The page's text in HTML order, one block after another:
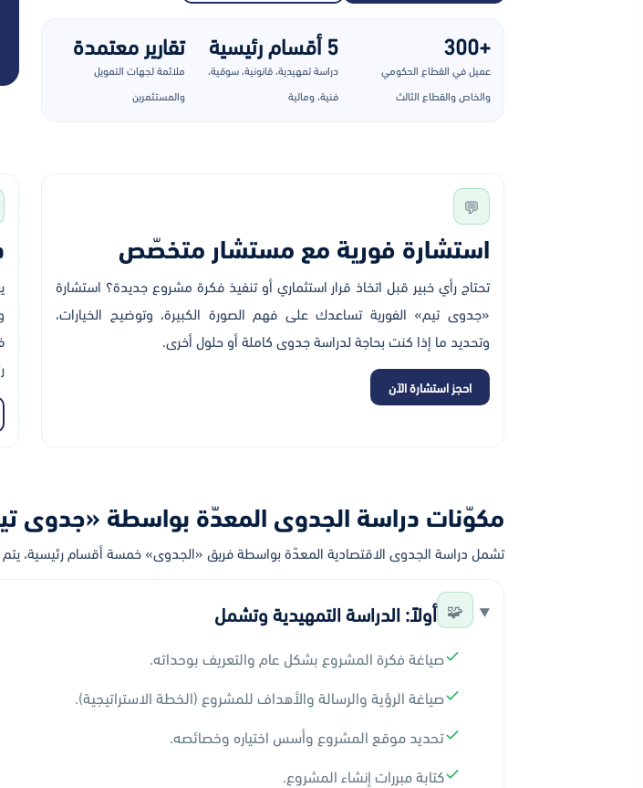
+300
عميل في القطاع الحكومي
والخاص والقطاع الثالث
5 أقسام رئيسية
دراسة تمهيدية، قانونية، سوقية،
فنية، ومالية
تقارير معتمدة
ملائمة لجهات التمويل
والمستثمرين
💬
استشارة فورية مع مستشار متخصّص
تحتاج رأي خبير قبل اتخاذ قرار استثماري أو تنفيذ فكرة مشروع جديدة؟ استشارة
«جدوى تيم» الفورية تساعدك على فهم الصورة الكبيرة، وتوضيح الخيارات،
وتحديد ما إذا كنت بحاجة لدراسة جدوى كاملة أو حلول أخرى.
احجز استشارة الآن
مكوّنات دراسة الجدوى المعدّة بواسطة «جدوى
تشمل دراسة الجدوى الاقتصادية المعدّة بواسطة فريق «الجدوى» خمسة أقسام رئيسية، يتم
🧩 أولاً: الدراسة التمهيدية وتشمل
صياغة فكرة المشروع بشكل عام والتعريف بوحداته.
صياغة الرؤية والرسالة والأهداف للمشروع (الخطة الاستراتيجية).
تحديد موقع المشروع وأسس اختياره وخصائصه.
كتابة مبررات إنشاء المشروع.